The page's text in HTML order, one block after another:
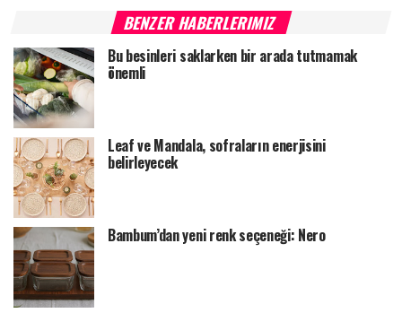
BENZER HABERLERIMIZ
Bu besinleri saklarken bir arada tutmamak
önemli
Leaf ve Mandala, sofraların enerjisini
belirleyecek
Bambum’dan yeni renk seçeneği: Nero